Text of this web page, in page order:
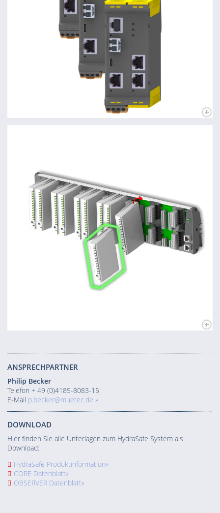
ANSPRECHPARTNER
Philip Becker
Telefon + 49 (0)4185-8083-15
E-Mail p.becker@muetec.de »
DOWNLOAD
Hier finden Sie alle Unterlagen zum HydraSafe System als
Download:
HydraSafe Produktinformation»
CORE Datenblatt»
OBSERVER Datenblatt»